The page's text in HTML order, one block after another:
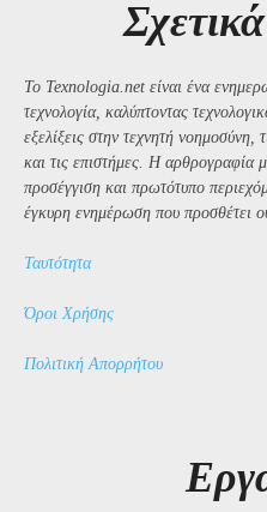
Το Texnologia.net είναι ένα
τεχνολογία, καλύπτοντας
εξελίξεις στην τεχνητή
και τις επιστήμες. Η αρθρογραφία
προσέγγιση και πρωτότυπο
έγκυρη ενημέρωση που προσθέτει
Ταυτότητα
Όροι Χρήσης
Πολιτική Απορρήτου